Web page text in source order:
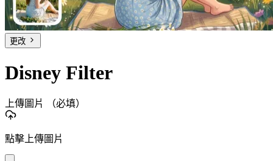
更改
Disney Filter
上傳圖片 （必填）
點擊上傳圖片